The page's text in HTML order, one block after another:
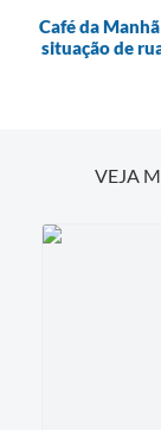
Café da
situação de
VEJA